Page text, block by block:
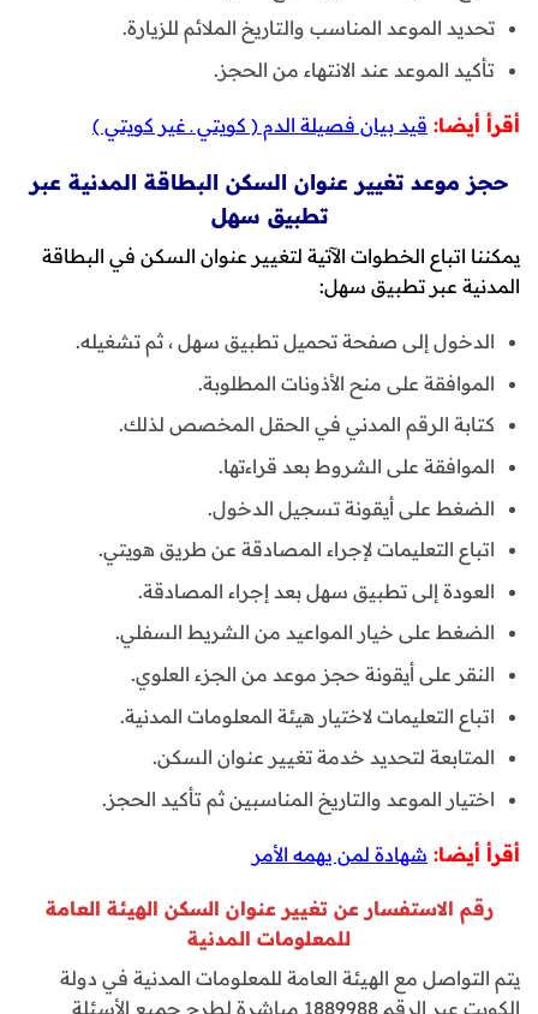
تحديد الموعد المناسب والتاريخ الملائم للزيارة.
تأكيد الموعد عند الانتهاء من الحجز.
أقرأ أيضا: قيد بيان فصيلة الدم ( كويتي ـ غير كويتي )
حجز موعد تغيير عنوان السكن البطاقة المدنية عبر
تطبيق سهل
يمكننا اتباع الخطوات الآتية لتغيير عنوان السكن في البطاقة
المدنية عبر تطبيق سهل:
الدخول إلى صفحة تحميل تطبيق سهل ، ثم تشغيله.
الموافقة على منح الأذونات المطلوبة.
كتابة الرقم المدني في الحقل المخصص لذلك.
الموافقة على الشروط بعد قراءتها.
الضغط على أيقونة تسجيل الدخول.
اتباع التعليمات لإجراء المصادقة عن طريق هويتي.
العودة إلى تطبيق سهل بعد إجراء المصادقة.
الضغط على خيار المواعيد من الشريط السفلي.
النقر على أيقونة حجز موعد من الجزء العلوي.
اتباع التعليمات لاختيار هيئة المعلومات المدنية.
المتابعة لتحديد خدمة تغيير عنوان السكن.
اختيار الموعد والتاريخ المناسبين ثم تأكيد الحجز.
أقرأ أيضا: شهادة لمن يهمه الأمر
رقم الاستفسار عن تغيير عنوان السكن الهيئة العامة
للمعلومات المدنية
يتم التواصل مع الهيئة العامة للمعلومات المدنية في دولة
الكويت عبر الرقم 1889988 مباشرة لطرح جميع الأسئلة